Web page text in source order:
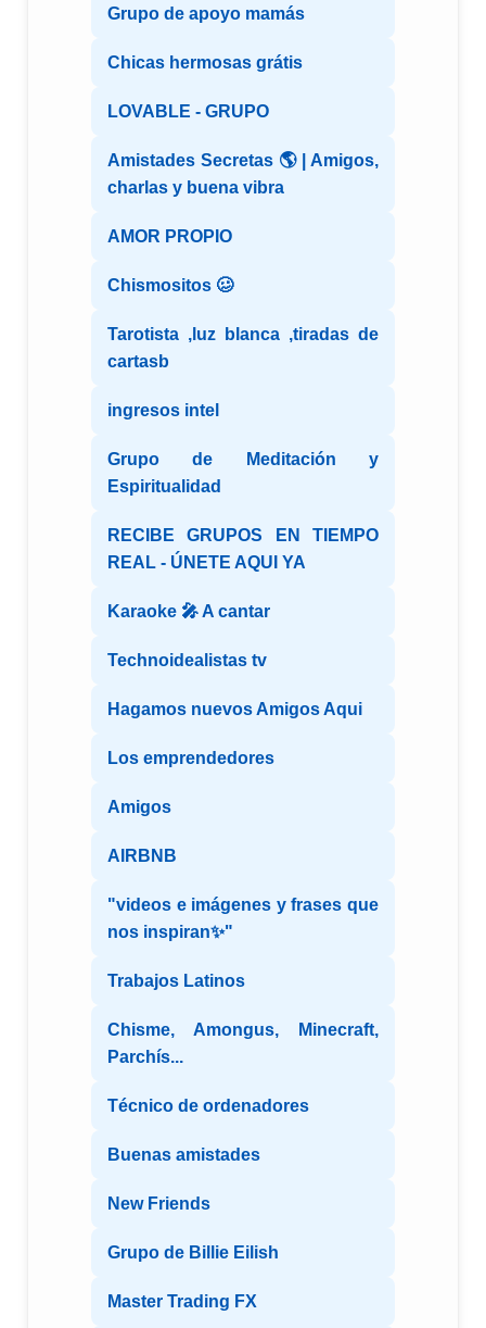
Grupo de apoyo mamás
Chicas hermosas grátis
LOVABLE - GRUPO
Amistades Secretas 🌎 | Amigos,
charlas y buena vibra
AMOR PROPIO
Chismositos 🥴
Tarotista ,luz blanca ,tiradas de
cartasb
ingresos intel
Grupo de Meditación y
Espiritualidad
RECIBE GRUPOS EN TIEMPO
REAL - ÚNETE AQUI YA
Karaoke 🎤 A cantar
Technoidealistas tv
Hagamos nuevos Amigos Aqui
Los emprendedores
Amigos
AIRBNB
"videos e imágenes y frases que
nos inspiran✨"
Trabajos Latinos
Chisme, Amongus, Minecraft,
Parchís...
Técnico de ordenadores
Buenas amistades
New Friends
Grupo de Billie Eilish
Master Trading FX